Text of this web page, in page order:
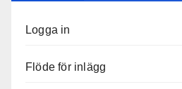
Logga in
Flöde för inlägg